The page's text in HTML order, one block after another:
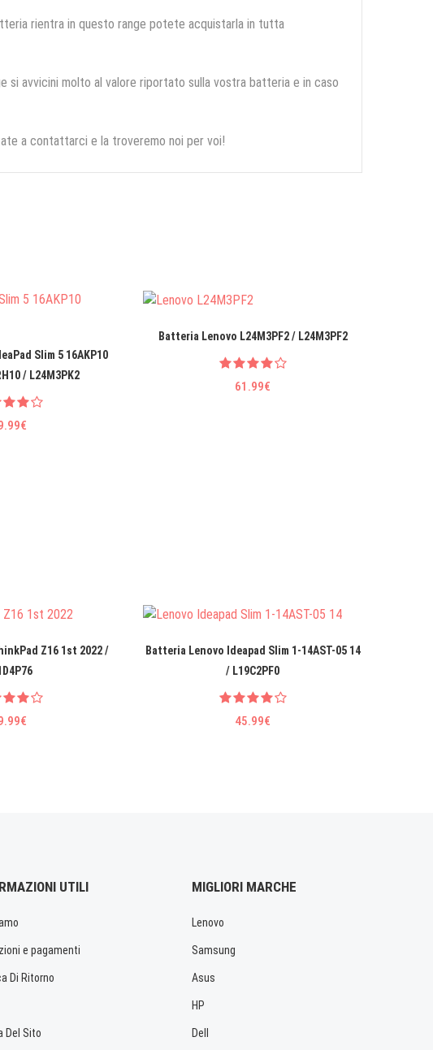
rientra in questo range potete acquistarla in tutta
avvicini molto al valore riportato sulla vostra batteria e in caso
a contattarci e la troveremo noi per voi!
Slim 5 16AKP10
/ L24M3PK2
Batteria Lenovo L24M3PF2 / L24M3PF2
61.99€
Z16 1st 2022 /
Batteria Lenovo Ideapad Slim 1-14AST-05 14
/ L19C2PF0
45.99€
UTILI
e pagamenti
Di Ritorno
Del Sito
MIGLIORI MARCHE
Lenovo
Samsung
Asus
HP
Dell